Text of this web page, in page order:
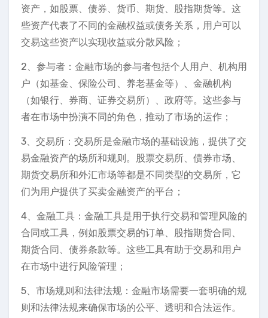
资产，如股票、债券、货币、期货、股指期货等。这
些资产代表了不同的金融权益或债务关系，用户可以
交易这些资产以实现收益或分散风险；
2、参与者：金融市场的参与者包括个人用户、机构用
户（如基金、保险公司、养老基金等）、金融机构
（如银行、券商、证券交易所）、政府等。这些参与
者在市场中扮演不同的角色，推动了市场的运作；
3、交易所：交易所是金融市场的基础设施，提供了交
易金融资产的场所和规则。股票交易所、债券市场、
期货交易所和外汇市场等都是不同类型的交易所，它
们为用户提供了买卖金融资产的平台；
4、金融工具：金融工具是用于执行交易和管理风险的
合同或工具，例如股票交易的订单、股指期货合同、
期货合同、债券条款等。这些工具有助于交易和用户
在市场中进行风险管理；
5、市场规则和法律法规：金融市场需要一套明确的规
则和法律法规来确保市场的公平、透明和合法运作。